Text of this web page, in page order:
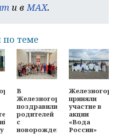
и вMAX.
по теме
В
Железногорске
поздравили
родителей
с
новорожденными
приняли
участие в
акции
«Вода
России»